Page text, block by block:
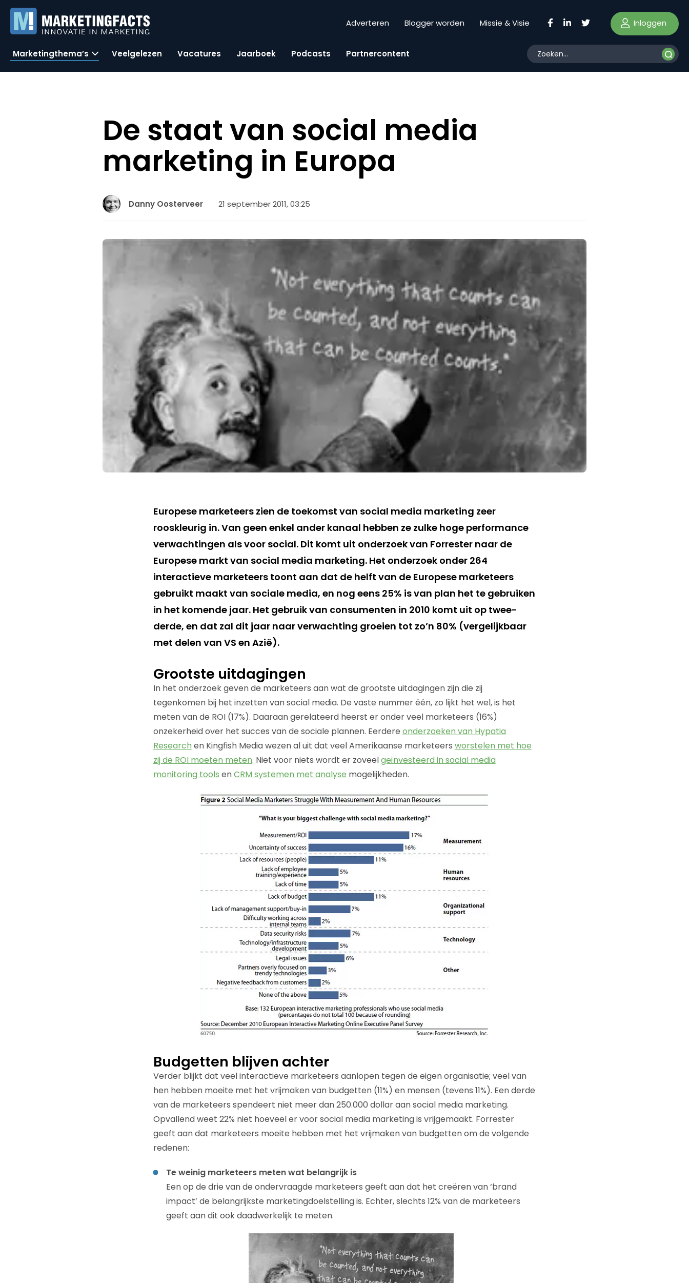
Adverteren Blogger worden Missie & Visie Inloggen
Marketingthema’s Veelgelezen Vacatures Jaarboek Podcasts Partnercontent
De staat van social media
marketing in Europa
Danny Oosterveer 21 september 2011, 03:25
Europese marketeers zien de toekomst van social media marketing zeer
rooskleurig in. Van geen enkel ander kanaal hebben ze zulke hoge performance
verwachtingen als voor social. Dit komt uit onderzoek van Forrester naar de
Europese markt van social media marketing. Het onderzoek onder 264
interactieve marketeers toont aan dat de helft van de Europese marketeers
gebruikt maakt van sociale media, en nog eens 25% is van plan het te gebruiken
in het komende jaar. Het gebruik van consumenten in 2010 komt uit op twee-
derde, en dat zal dit jaar naar verwachting groeien tot zo’n 80% (vergelijkbaar
met delen van VS en Azië).
Grootste uitdagingen
In het onderzoek geven de marketeers aan wat de grootste uitdagingen zijn die zij
tegenkomen bij het inzetten van social media. De vaste nummer één, zo lijkt het wel, is het
meten van de ROI (17%). Daaraan gerelateerd heerst er onder veel marketeers (16%)
onzekerheid over het succes van de sociale plannen. Eerdere onderzoeken van Hypatia
Research en Kingfish Media wezen al uit dat veel Amerikaanse marketeers worstelen met hoe
zij de ROI moeten meten. Niet voor niets wordt er zoveelgeïnvesteerd in social media
monitoring tools enCRM systemen met analyse mogelijkheden.
Budgetten blijven achter
Verder blijkt dat veel interactieve marketeers aanlopen tegen de eigen organisatie; veel van
hen hebben moeite met het vrijmaken van budgetten (11%) en mensen (tevens 11%). Een derde
van de marketeers spendeert niet meer dan 250.000 dollar aan social media marketing.
Opvallend weet 22% niet hoeveel er voor social media marketing is vrijgemaakt. Forrester
geeft aan dat marketeers moeite hebben met het vrijmaken van budgetten om de volgende
redenen:
Te weinig marketeers meten wat belangrijk is
Een op de drie van de ondervraagde marketeers geeft aan dat het creëren van ‘brand
impact’ de belangrijkste marketingdoelstelling is. Echter, slechts 12% van de marketeers
geeft aan dit ook daadwerkelijk te meten.